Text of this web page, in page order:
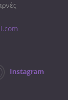
Instagram